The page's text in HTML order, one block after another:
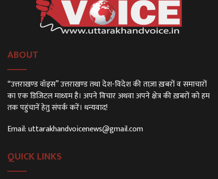
ABOUT
“उत्तराखण्ड वॉइस” उत्तराखण्ड तथा देश-विदेश की ताज़ा ख़बरों व समाचारों
का एक डिजिटल माध्यम है। अपने विचार अथवा अपने क्षेत्र की ख़बरों को हम
तक पहुंचानें हेतु संपर्क करें। धन्यवाद!
Email:uttarakhandvoicenews@gmail.com
QUICK LINKS